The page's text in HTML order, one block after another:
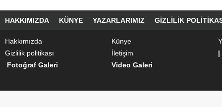
HAKKIMIZDA KÜNYE YAZARLARIMIZ GIZLILIK
Hakkımızda Künye
Gizlilik politikası
İletişim
|
Fotoğraf Galeri
Video Galeri